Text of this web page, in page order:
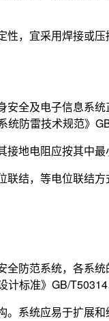
，宜采用焊接或
全及电子信息系
防雷技术规范》
地电阻应按其中最
结，等电位联结
防范系统，各系
标准》GB/
系统应易于扩展